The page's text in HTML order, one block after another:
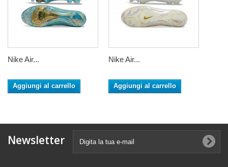
Nike Air...
Aggiungi al carrello
Nike Air...
Aggiungi al carrello
Newsletter